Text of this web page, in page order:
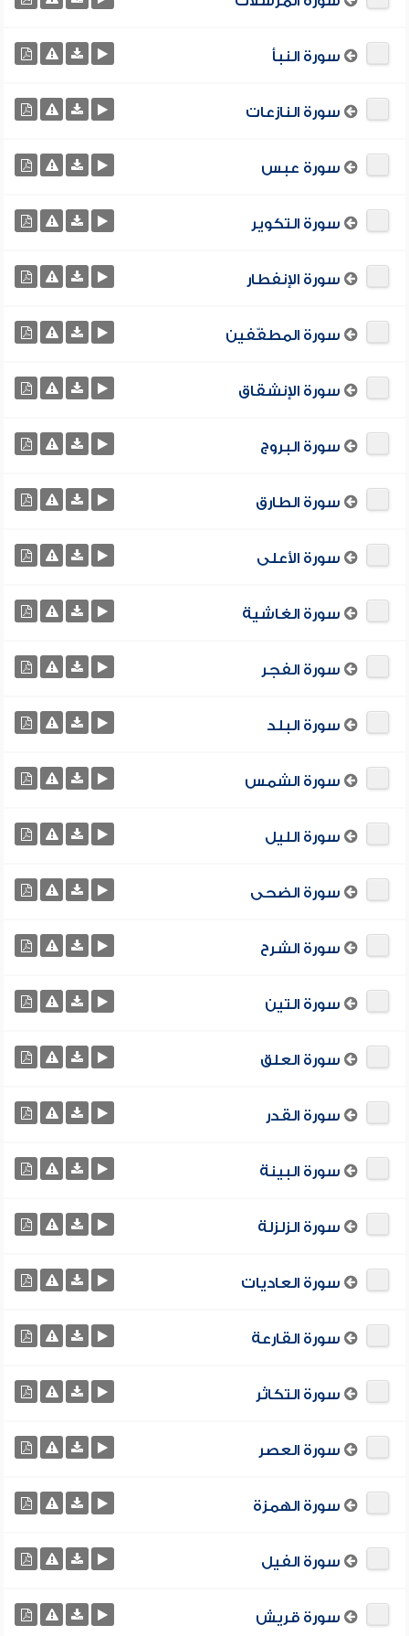
سورة النبأ
سورة النازعات
سورة عبس
سورة التكوير
سورة الإنفطار
سورة المطفّفين
سورة الإنشقاق
سورة البروج
سورة الطارق
سورة الأعلى
سورة الغاشية
سورة الفجر
سورة البلد
سورة الشمس
سورة الليل
سورة الضحى
سورة الشرح
سورة التين
سورة العلق
سورة القدر
سورة البينة
سورة الزلزلة
سورة العاديات
سورة القارعة
سورة التكاثر
سورة العصر
سورة الهمزة
سورة الفيل
سورة قريش